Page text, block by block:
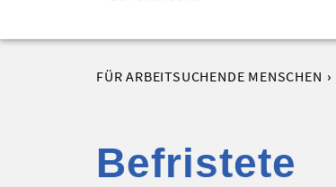
FÜR ARBEITSUCHENDE MENSCHEN
Befristete